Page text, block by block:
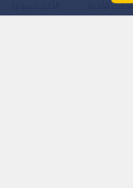
أحدث الأخبار